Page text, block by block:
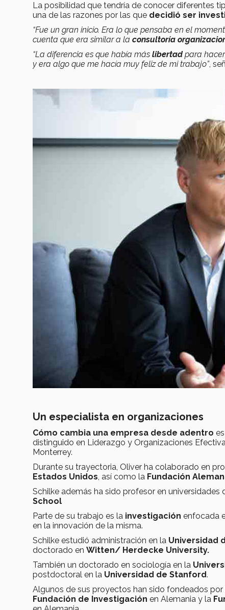
La posibilidad que tendría de conocer diferentes
una de las razones por las que decidió ser
“Fue un gran inicio. Era lo que pensaba en el
cuenta que era similar a la consultoría
“La diferencia es que había más libertadpara
y era algo que me hacía muy feliz de mi trabajo”,
Un especialista en organizaciones
Cómo cambia una empresa desde adentro
distinguido en Liderazgo y Organizaciones
Monterrey.
Durante su trayectoria, Oliver ha colaborado en
Estados Unidos , así como la Fundación
Schilke además ha sido profesor en universidades
School
Parte de su trabajo es la investigación enfocada
en la innovación de la misma.
Schilke estudió administración en la Universidad
doctorado en Witten/ Herdecke University.
También un doctorado en sociología en la
postdoctoral en la Universidad de Stanford.
Algunos de sus proyectos han sido fondeados por
Fundación de Investigación en Alemania y la